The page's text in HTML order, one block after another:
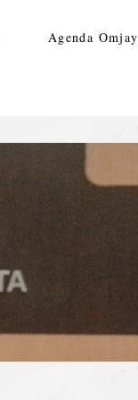
Agenda Omjay